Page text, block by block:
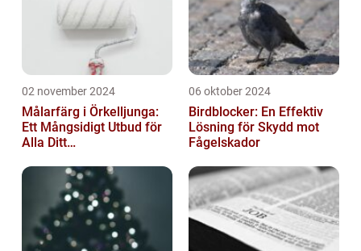
02 november 2024
Målarfärg i Örkelljunga:
Ett Mångsidigt Utbud för
Alla Ditt
06 oktober 2024
Birdblocker: En Effektiv
Lösning för Skydd mot
Fågelskador